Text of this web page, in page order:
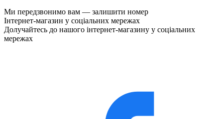
Ми передзвонимо вам — залишити номер
Інтернет-магазин у соціальних мережах
Долучайтесь до нашого інтернет-магазину у соціальних
мережах